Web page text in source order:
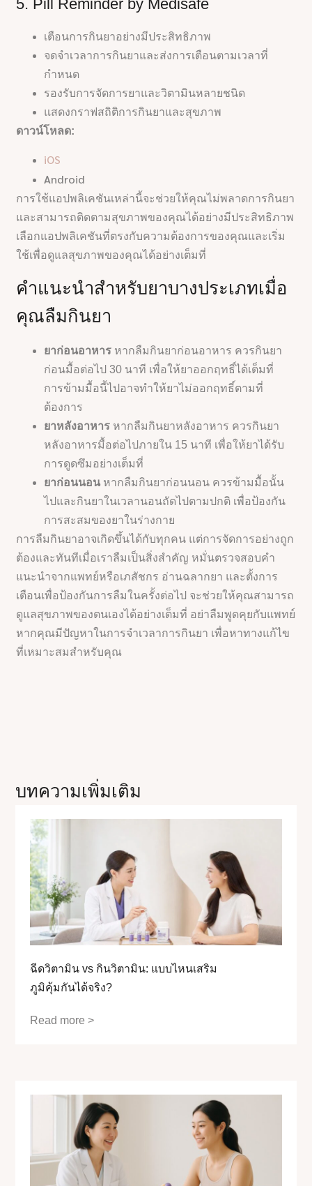
5. Pill Reminder by Medisafe
เตือนการกินยาอย่างมีประสิทธิภาพ
จดจำเวลาการกินยาและส่งการเตือนตามเวลาที่
กำหนด
รองรับการจัดการยาและวิตามินหลายชนิด
แสดงกราฟสถิติการกินยาและสุขภาพ
ดาวน์โหลด:
iOS
Android
การใช้แอปพลิเคชันเหล่านี้จะช่วยให้คุณไม่พลาดการกินยา
และสามารถติดตามสุขภาพของคุณได้อย่างมีประสิทธิภาพ
เลือกแอปพลิเคชันที่ตรงกับความต้องการของคุณและเริ่ม
ใช้เพื่อดูแลสุขภาพของคุณได้อย่างเต็มที่
คำแนะนำสำหรับยาบางประเภทเมื่อ
คุณลืมกินยา
ยาก่อนอาหาร หากลืมกินยาก่อนอาหาร ควรกินยา
ก่อนมื้อต่อไป 30 นาที เพื่อให้ยาออกฤทธิ์ได้เต็มที่
การข้ามมื้อนี้ไปอาจทำให้ยาไม่ออกฤทธิ์ตามที่
ต้องการ
ยาหลังอาหาร หากลืมกินยาหลังอาหาร ควรกินยา
หลังอาหารมื้อต่อไปภายใน 15 นาที เพื่อให้ยาได้รับ
การดูดซึมอย่างเต็มที่
ยาก่อนนอน หากลืมกินยาก่อนนอน ควรข้ามมื้อนั้น
ไปและกินยาในเวลานอนถัดไปตามปกติ เพื่อป้องกัน
การสะสมของยาในร่างกาย
การลืมกินยาอาจเกิดขึ้นได้กับทุกคน แต่การจัดการอย่างถูก
ต้องและทันทีเมื่อเราลืมเป็นสิ่งสำคัญ หมั่นตรวจสอบคำ
แนะนำจากแพทย์หรือเภสัชกร อ่านฉลากยา และตั้งการ
เตือนเพื่อป้องกันการลืมในครั้งต่อไป จะช่วยให้คุณสามารถ
ดูแลสุขภาพของตนเองได้อย่างเต็มที่ อย่าลืมพูดคุยกับแพทย์
หากคุณมีปัญหาในการจำเวลาการกินยา เพื่อหาทางแก้ไข
ที่เหมาะสมสำหรับคุณ
บทความเพิ่มเติม
ฉีดวิตามิน vs กินวิตามิน: แบบไหนเสริม
ภูมิคุ้มกันได้จริง?
Read more >